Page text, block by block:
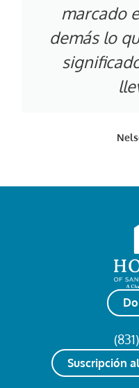
marcado
demás lo
Suscripción